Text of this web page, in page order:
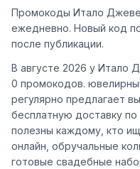
Промокоды Итало
ежедневно. Новый код
после публикации.
В августе 2026 у Итало
0 промокодов.
регулярно предлагает
бесплатную доставку
полезны каждому, кто
онлайн, обручальные
готовые свадебные